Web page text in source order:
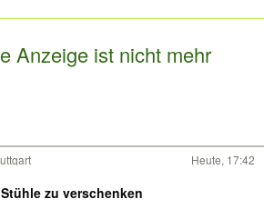
Anzeige ist nicht mehr
Heute, 17:42
zu verschenken